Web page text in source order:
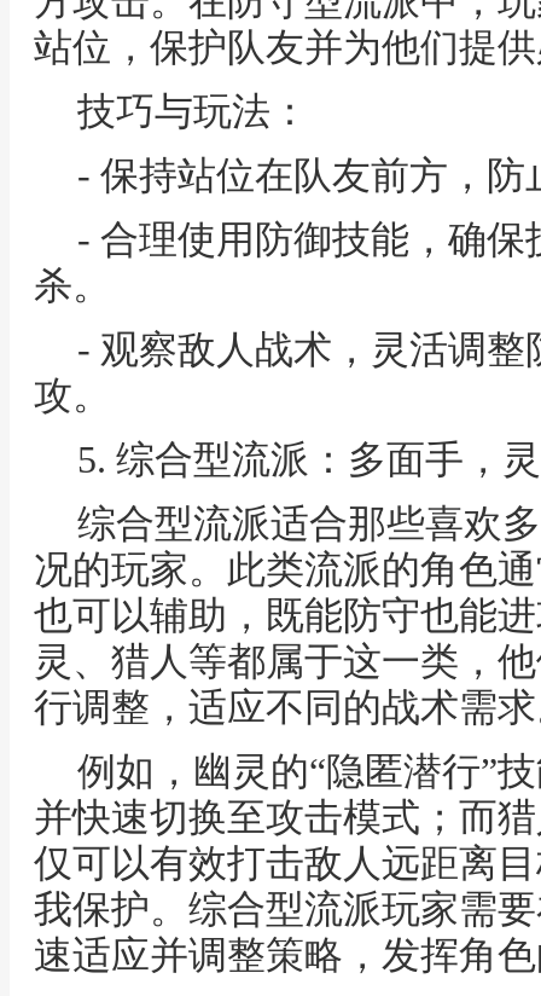
站位，保护队友并为他们提
技巧与玩法：
- 保持站位在队友前方，
- 合理使用防御技能，确
杀。
- 观察敌人战术，灵活调
攻。
5. 综合型流派：多面手，
综合型流派适合那些喜欢
况的玩家。此类流派的角色
也可以辅助，既能防守也能
灵、猎人等都属于这一类，
行调整，适应不同的战术需
例如，幽灵的“隐匿潜行”
并快速切换至攻击模式；而
仅可以有效打击敌人远距离
我保护。综合型流派玩家需
速适应并调整策略，发挥角